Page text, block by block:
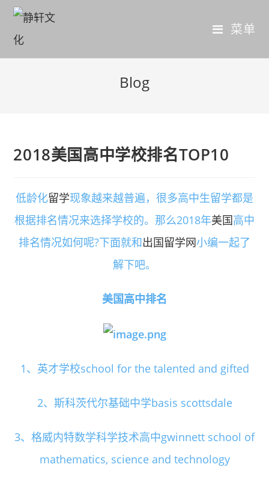
菜单
Blog
2018美国高中学校排名TOP10
低龄化留学现象越来越普遍，很多高中生留学都是
根据排名情况来选择学校的。那么2018年美国高中
排名情况如何呢?下面就和出国留学网小编一起了
解下吧。
美国高中排名
1、英才学校school for the talented and gifted
2、斯科茨代尔基础中学basis scottsdale
3、格威内特数学科学技术高中gwinnett school of
mathematics, science and technology